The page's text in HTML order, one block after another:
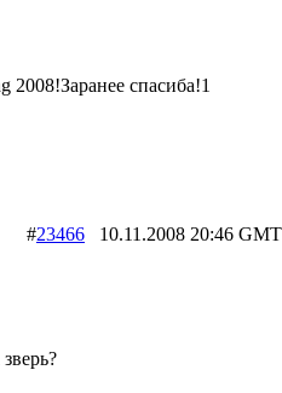
2008!Заранее спасиба!1
#23466 10.11.2008 20:46